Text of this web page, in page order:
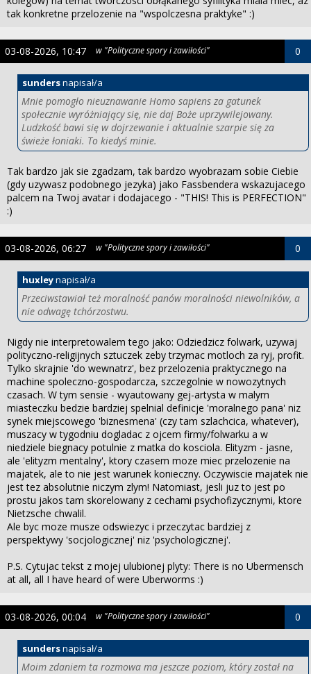
tak konkretne przelozenie na "wspolczesna praktyke" :)
sundersnapisał/a
Mnie pomogło nieuznawanie Homo sapiens za gatunek
społecznie wyróżniający się, nie daj Boże uprzywilejowany.
Ludzkość bawi się w dojrzewanie i aktualnie szarpie się za
świeże łoniaki. To kiedyś minie.
Tak bardzo jak sie zgadzam, tak bardzo wyobrazam sobie Ciebie
(gdy uzywasz podobnego jezyka) jako Fassbendera wskazujacego
palcem na Twoj avatar i dodajacego - "THIS! This is PERFECTION"
:)
03-08-2026, 10:47 w "Polityczne spory i zawiłości" 0
huxleynapisał/a
Przeciwstawiał też moralność panów moralności niewolników, a
nie odwagę tchórzostwu.
Nigdy nie interpretowalem tego jako: Odziedzicz folwark, uzywaj
polityczno-religijnych sztuczek zeby trzymac motloch za ryj, profit.
Tylko skrajnie 'do wewnatrz', bez przelozenia praktycznego na
machine spoleczno-gospodarcza, szczegolnie w nowozytnych
czasach. W tym sensie - wyautowany gej-artysta w malym
miasteczku bedzie bardziej spelnial definicje 'moralnego pana' niz
synek miejscowego 'biznesmena' (czy tam szlachcica, whatever),
muszacy w tygodniu dogladac z ojcem firmy/folwarku a w
niedziele biegnacy potulnie z matka do kosciola. Elityzm - jasne,
ale 'elityzm mentalny', ktory czasem moze miec przelozenie na
majatek, ale to nie jest warunek konieczny. Oczywiscie majatek nie
jest tez absolutnie niczym zlym! Natomiast, jesli juz to jest po
prostu jakos tam skorelowany z cechami psychofizycznymi, ktore
Nietzsche chwalil.
Ale byc moze musze odswiezyc i przeczytac bardziej z
perspektywy 'socjologicznej' niz 'psychologicznej'.
P.S. Cytujac tekst z mojej ulubionej plyty: There is no Ubermensch
at all, all I have heard of were Uberworms :)
03-08-2026, 06:27 w "Polityczne spory i zawiłości" 0
sundersnapisał/a
Moim zdaniem ta rozmowa ma jeszcze poziom, który został na
03-08-2026, 00:04 w "Polityczne spory i zawiłości" 0